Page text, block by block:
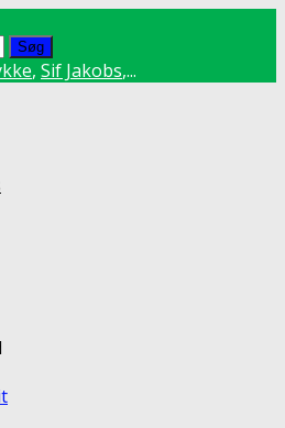
Søg
, Sif Jakobs,...